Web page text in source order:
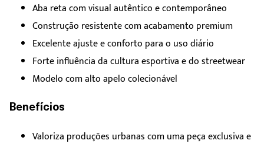
Aba reta com visual autêntico e contemporâneo
Construção resistente com acabamento premium
Excelente ajuste e conforto para o uso diário
Forte influência da cultura esportiva e do streetwear
Modelo com alto apelo colecionável
Benefícios
Valoriza produções urbanas com uma peça exclusiva e